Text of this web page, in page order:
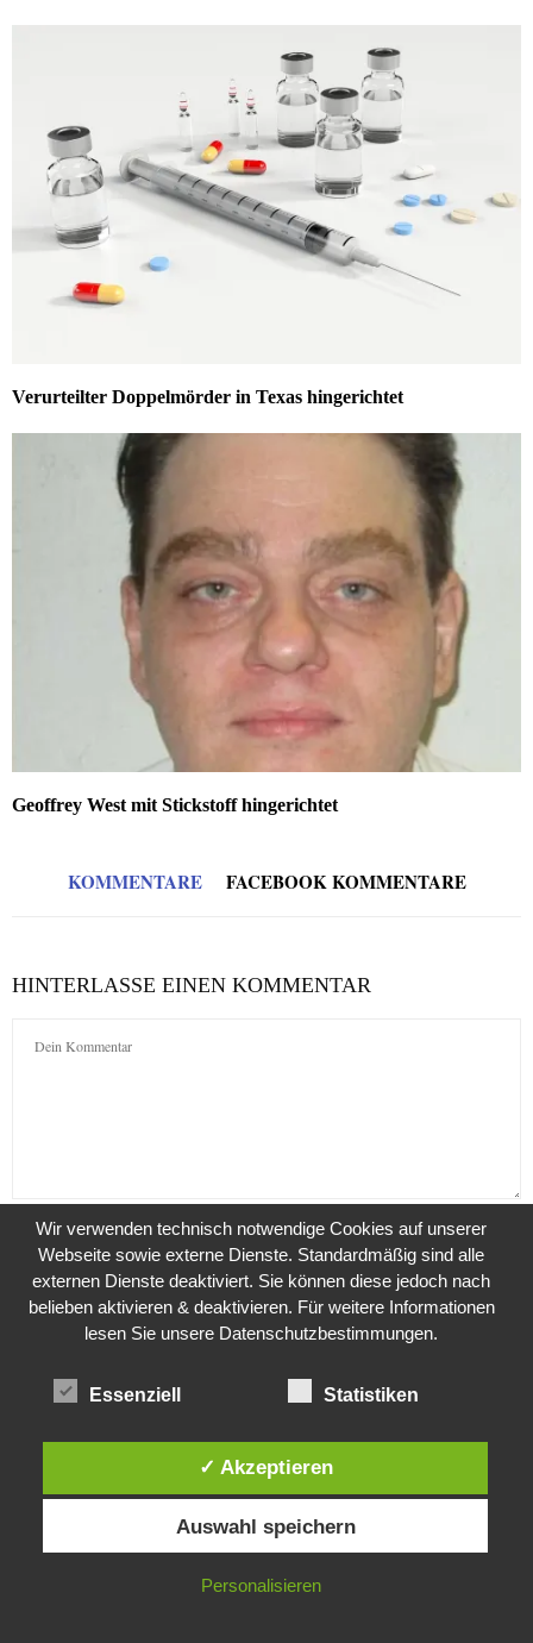
Verurteilter Doppelmörder in Texas hingerichtet
Geoffrey West mit Stickstoff hingerichtet
KOMMENTARE FACEBOOK KOMMENTARE
HINTERLASSE EINEN KOMMENTAR
Speichern Sie meinen Namen, meine E-Mail-Adresse und meine
Website in diesem Browser, wenn ich das nächste Mal einen Kommentar
Diese Website verwendet Cookies. Durch die weitere Nutzung dieser
Website stimmst du der Verwendung von Cookies zu.
IN ORDNUNG
Wir verwenden technisch notwendige Cookies auf unserer
Webseite sowie externe Dienste. Standardmäßig sind alle
externen Dienste deaktiviert. Sie können diese jedoch nach
belieben aktivieren & deaktivieren. Für weitere Informationen
lesen Sie unsere Datenschutzbestimmungen.
Essenziell Statistiken
✓ Akzeptieren
Auswahl speichern
Personalisieren